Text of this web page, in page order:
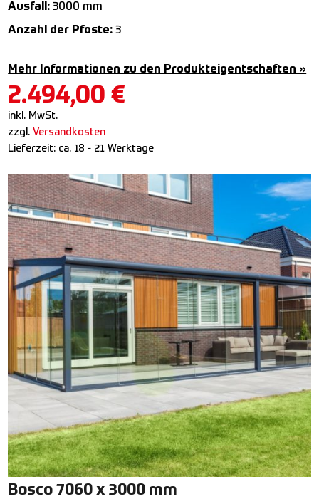
Ausfall: 3000 mm
Anzahl der Pfoste: 3
Mehr Informationen zu den Produkteigentschaften »
2.494,00 €
inkl. MwSt.
zzgl.Versandkosten
Lieferzeit: ca. 18 - 21 Werktage
Bosco 7060 x 3000 mm